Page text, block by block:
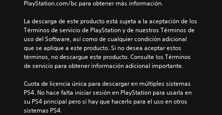
PlayStation.com/bc para obtener más información.
La descarga de este producto está sujeta a la aceptación de los
Términos de servicio de PlayStation y de nuestros Términos de
uso del Software, así como de cualquier condición adicional
que se aplique a este producto. Si no desea aceptar estos
términos, no descargue este producto. Consulte los Términos
de servicio para obtener información adicional importante.
Cuota de licencia única para descargar en múltiples sistemas
PS4. No hace falta iniciar sesión en PlayStation para usarla en
su PS4 principal pero sí hay que hacerlo para el uso en otros
sistemas PS4.